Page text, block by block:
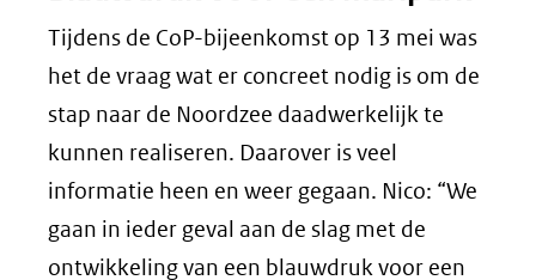
Tijdens de CoP-bijeenkomst op 13 mei was
het de vraag wat er concreet nodig is om de
stap naar de Noordzee daadwerkelijk te
kunnen realiseren. Daarover is veel
informatie heen en weer gegaan. Nico: “We
gaan in ieder geval aan de slag met de
ontwikkeling van een blauwdruk voor een